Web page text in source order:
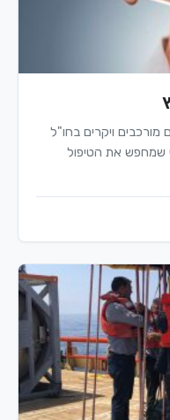
מורכבים ויקרים בחו"ל
שמחפש את הטיפול